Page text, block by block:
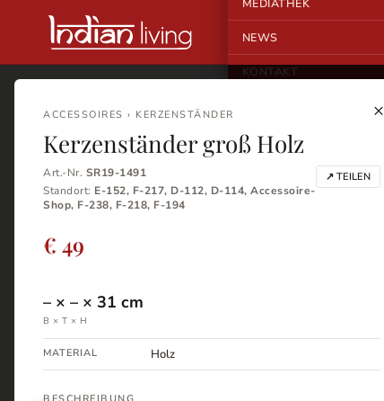
MEDIATHEK
NEWS
KONTAKT
×
ACCESSOIRES › KERZENSTÄNDER
Kerzenständer groß Holz
Art.-Nr. SR19-1491
Standort: E-152, F-217, D-112, D-114, Accessoire-
Shop, F-238, F-218, F-194
↗ TEILEN
€ 49
– × – × 31 cm
B × T × H
MATERIAL Holz